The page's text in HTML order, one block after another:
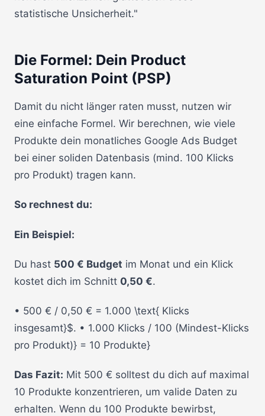
statistische Unsicherheit."
Die Formel: Dein Product
Saturation Point (PSP)
Damit du nicht länger raten musst, nutzen wir
eine einfache Formel. Wir berechnen, wie viele
Produkte dein monatliches Google Ads Budget
bei einer soliden Datenbasis (mind. 100 Klicks
pro Produkt) tragen kann.
So rechnest du:
Ein Beispiel:
Du hast 500 € Budget im Monat und ein Klick
kostet dich im Schnitt 0,50 €.
• 500 € / 0,50 € = 1.000 \text{ Klicks
insgesamt}$. • 1.000 Klicks / 100 (Mindest-Klicks
pro Produkt)} = 10 Produkte}
Das Fazit: Mit 500 € solltest du dich auf maximal
10 Produkte konzentrieren, um valide Daten zu
erhalten. Wenn du 100 Produkte bewirbst,